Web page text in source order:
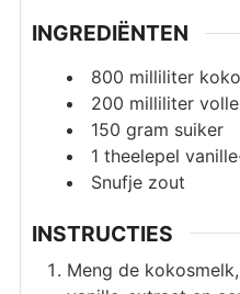
INGREDIËNTEN
800 milliliter
200 milliliter
150 gram suiker
1 theelepel
Snufje zout
INSTRUCTIES
Meng de